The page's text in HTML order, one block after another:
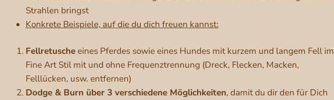
Strahlen bringst
Konkrete Beispiele, auf die du dich freuen kannst:
Fellretuscheeines Pferdes sowie eines Hundes mit kurzem und langem Fell im
Fine Art Stil mit und ohne Frequenztrennung (Dreck, Flecken, Macken,
Felllücken, usw. entfernen)
Dodge & Burn über 3 verschiedene Möglichkeiten, damit du dir den für Dich